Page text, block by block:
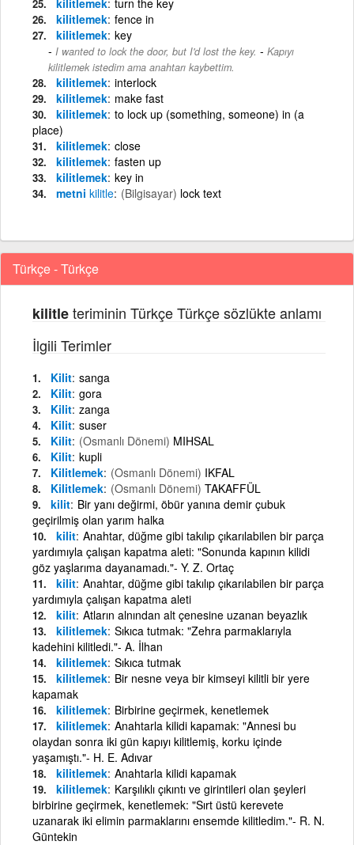
kilitlemek fence in
kilitlemek key
I wanted to lock the door, but I'd lost the key. - Kapıyı
kilitlemek istedim ama anahtarı kaybettim.
kilitlemek interlock
kilitlemek make fast
kilitlemek to lock up (something, someone) in (a
place)
kilitlemek close
kilitlemek fasten up
kilitlemek key in
metni kilitle (Bilgisayar) lock text
Türkçe - Türkçe
kilitleteriminin Türkçe Türkçe sözlükte anlamı
İlgili Terimler
Kilit sanga
Kilit gora
Kilit zanga
Kilit suser
Kilit (Osmanlı Dönemi) MIHSAL
Kilit kupli
Kilitlemek (Osmanlı Dönemi) IKFAL
Kilitlemek (Osmanlı Dönemi) TAKAFFÜL
kilit Bir yanı değirmi, öbür yanına demir çubuk
geçirilmiş olan yarım halka
kilit Anahtar, düğme gibi takılıp çıkarılabilen bir parça
yardımıyla çalışan kapatma aleti: "Sonunda kapının kilidi
göz yaşlarıma dayanamadı."- Y. Z. Ortaç
kilit Anahtar, düğme gibi takılıp çıkarılabilen bir parça
yardımıyla çalışan kapatma aleti
kilit Atların alnından alt çenesine uzanan beyazlık
kilitlemek Sıkıca tutmak: "Zehra parmaklarıyla
kadehini kilitledi."- A. İlhan
kilitlemek Sıkıca tutmak
kilitlemek Bir nesne veya bir kimseyi kilitli bir yere
kapamak
kilitlemek Birbirine geçirmek, kenetlemek
kilitlemek Anahtarla kilidi kapamak: "Annesi bu
olaydan sonra iki gün kapıyı kilitlemiş, korku içinde
yaşamıştı."- H. E. Adıvar
kilitlemek Anahtarla kilidi kapamak
kilitlemek Karşılıklı çıkıntı ve girintileri olan şeyleri
birbirine geçirmek, kenetlemek: "Sırt üstü kerevete
uzanarak iki elimin parmaklarını ensemde kilitledim."- R. N.
Güntekin